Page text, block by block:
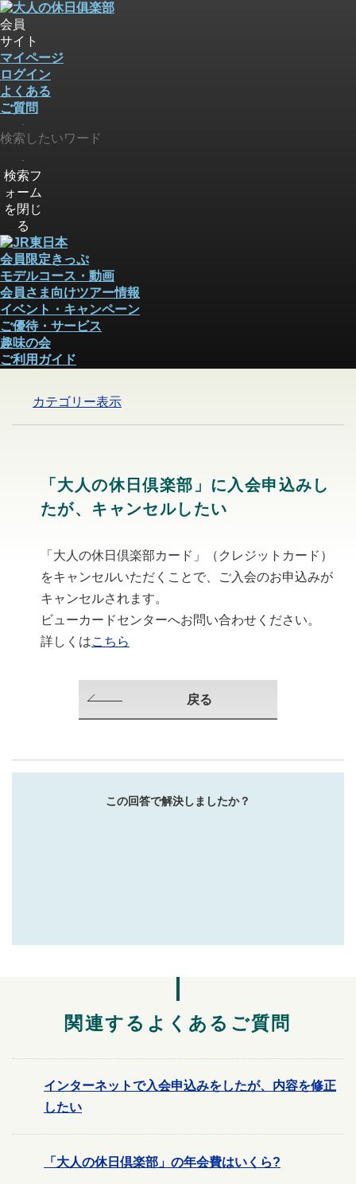
会員
サイト
マイページ
ログイン
よくある
ご質問
検索フ
ォーム
を閉じ
る
会員限定きっぷ
モデルコース・動画
会員さま向けツアー情報
イベント・キャンペーン
ご優待・サービス
趣味の会
ご利用ガイド
カテゴリー表示
「大人の休日倶楽部」に入会申込みし
たが、キャンセルしたい
「大人の休日倶楽部カード」（クレジットカード）
をキャンセルいただくことで、ご入会のお申込みが
キャンセルされます。
ビューカードセンターへお問い合わせください。
詳しくはこちら
戻る
この回答で解決しましたか？
関連するよくあるご質問
インターネットで入会申込みをしたが、内容を修正
したい
「大人の休日倶楽部」の年会費はいくら?